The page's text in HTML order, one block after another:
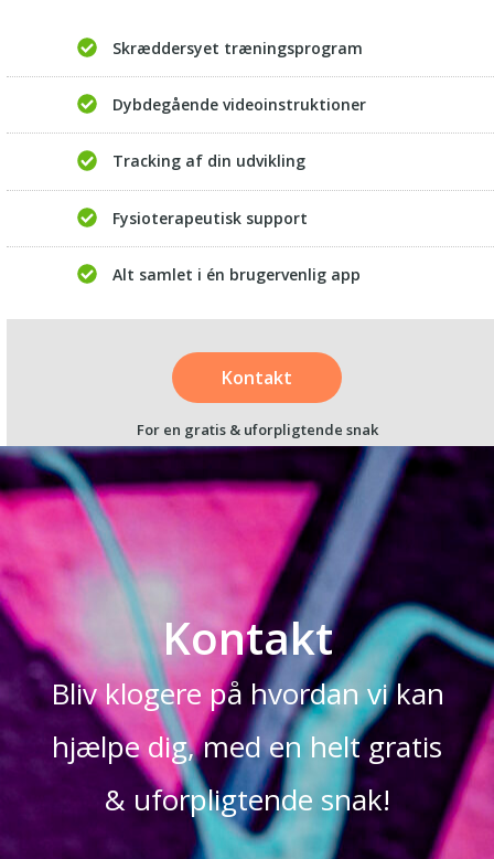
Skræddersyet træningsprogram
Dybdegående videoinstruktioner
Tracking af din udvikling
Fysioterapeutisk support
Alt samlet i én brugervenlig app
Kontakt
For en gratis & uforpligtende snak
Kontakt
Bliv klogere på hvordan vi kan
hjælpe dig, med en helt gratis
& uforpligtende snak!